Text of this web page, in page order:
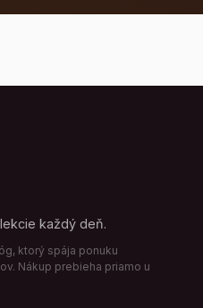
každý deň.
ktorý spája ponuku
Nákup prebieha priamo u